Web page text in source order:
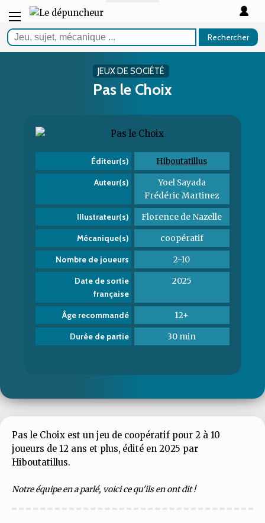
Rechercher
JEUX DE SOCIÉTÉ
Pas le Choix
Éditeur(s) Hiboutatillus
Auteur(s)
Yoel Sayada
Frédéric Martinez
Illustrateur(s) Florence de Nazelle
Mécanique(s) coopératif
Nombre de joueurs 2-10
Date de sortie
française
2025
Âge recommandé 12+
Durée de partie 30 min
Pas le Choix est un jeu de coopératif pour 2 à 10
joueurs de 12 ans et plus, édité en 2025 par
Hiboutatillus.
Notre équipe en a parlé, voici ce qu'ils en ont dit !